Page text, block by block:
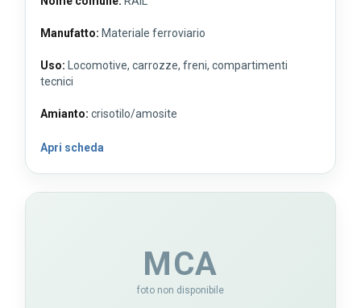
Manufatto: Materiale ferroviario
Uso: Locomotive, carrozze, freni, compartimenti
tecnici
Amianto: crisotilo/amosite
Apri scheda
MCA
foto non disponibile